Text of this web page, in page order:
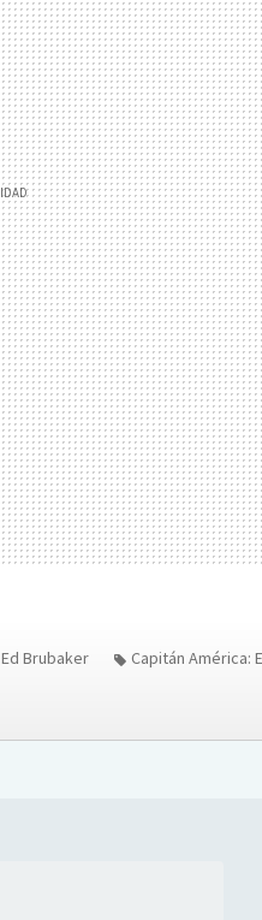
Ed Brubaker Capitán América: